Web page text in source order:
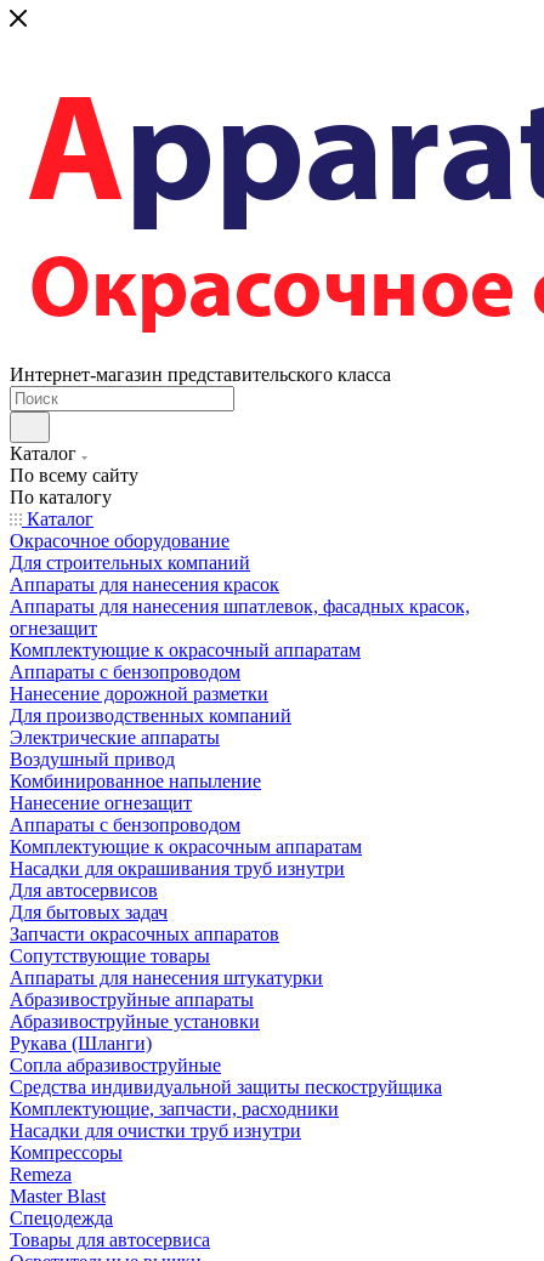
Интернет-магазин представительского класса
Каталог
По всему сайту
По каталогу
Каталог
Окрасочное оборудование
Для строительных компаний
Аппараты для нанесения красок
Аппараты для нанесения шпатлевок, фасадных красок,
огнезащит
Комплектующие к окрасочный аппаратам
Аппараты с бензопроводом
Нанесение дорожной разметки
Для производственных компаний
Электрические аппараты
Воздушный привод
Комбинированное напыление
Нанесение огнезащит
Аппараты с бензопроводом
Комплектующие к окрасочным аппаратам
Насадки для окрашивания труб изнутри
Для автосервисов
Для бытовых задач
Запчасти окрасочных аппаратов
Сопутствующие товары
Аппараты для нанесения штукатурки
Aбразивоструйные аппараты
Абразивоструйные установки
Рукава (Шланги)
Сопла абразивоструйные
Средства индивидуальной защиты пескоструйщика
Комплектующие, запчасти, расходники
Насадки для очистки труб изнутри
Компрессоры
Remeza
Master Blast
Спецодежда
Товары для автосервиса